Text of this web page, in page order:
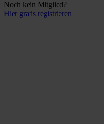
Noch kein Mitglied?
Hier gratis registrieren